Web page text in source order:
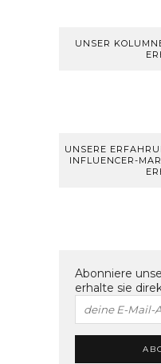
UNSER
UNSERE
INFLUENCER-
Abonniere
erhalte sie